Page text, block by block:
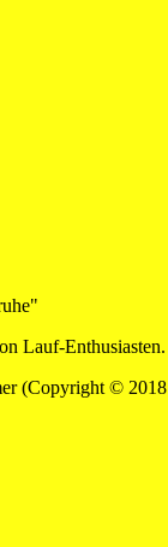
Lauf-
(Copyright ©